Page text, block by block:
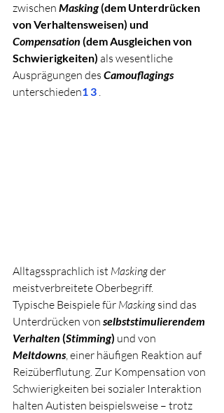
zwischen Masking (dem Unterdrücken
von Verhaltensweisen) und
Compensation (dem Ausgleichen von
Schwierigkeiten) als wesentliche
Ausprägungen des Camouflagings
unterschieden1 3 .
Alltagssprachlich ist Masking der
meistverbreitete Oberbegriff.
Typische Beispiele für Masking sind das
Unterdrücken von selbststimulierendem
Verhalten (Stimming) und von
Meltdowns, einer häufigen Reaktion auf
Reizüberflutung. Zur Kompensation von
Schwierigkeiten bei sozialer Interaktion
halten Autisten beispielsweise – trotz